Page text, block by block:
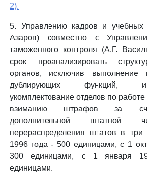
2).
5. Управлению кадров и
Азаров) совместно с
таможенного контроля (А.Г.
срок проанализировать
органов, исключив выполнение
дублирующих функций, и
укомплектование отделов по
взиманию штрафов за
дополнительной штатной
перераспределения штатов в
1996 года - 500 единицами, с 1
300 единицами, с 1 января
единицами.